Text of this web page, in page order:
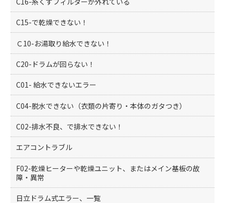
C15-で乾燥できない！
Ｃ10-お湯取り給水できない！
C20-ドラムが回らない！
C01- 給水できないエラー
C04-脱水できない（衣類の片寄り・本体のガタつき）
C02-排水不良、で排水できない！
エアコントラブル
F02-乾燥ヒーターや乾燥ユニット、またはメイン基板の故
障・異常
日立ドラム式エラー、一覧